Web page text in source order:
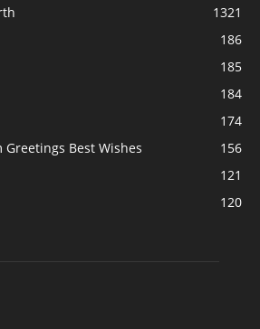
1321
186
185
184
174
Best Wishes
156
121
120